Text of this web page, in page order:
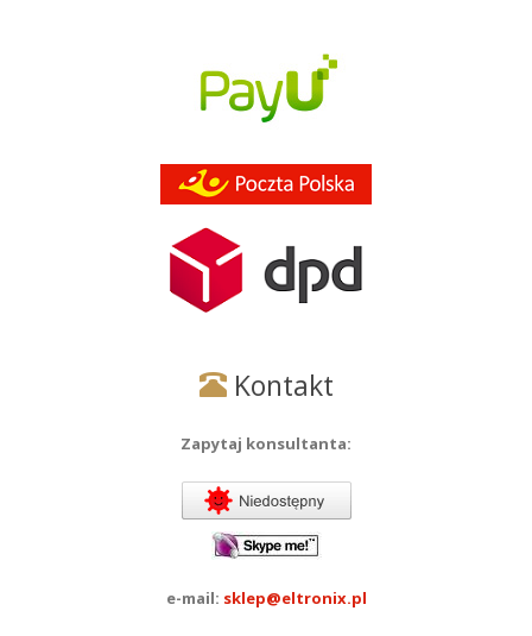
Kontakt
Zapytaj konsultanta:
e-mail: sklep@eltronix.pl